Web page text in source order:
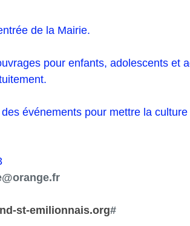
de la Mairie.
pour enfants, adolescents et
événements pour mettre la
st-emilionnais.org#